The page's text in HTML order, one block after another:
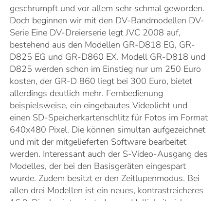
geschrumpft und vor allem sehr schmal geworden.
Doch beginnen wir mit den DV-Bandmodellen DV-
Serie Eine DV-Dreierserie legt JVC 2008 auf,
bestehend aus den Modellen GR-D818 EG, GR-
D825 EG und GR-D860 EX. Modell GR-D818 und
D825 werden schon im Einstieg nur um 250 Euro
kosten, der GR-D 860 liegt bei 300 Euro, bietet
allerdings deutlich mehr. Fernbedienung
beispielsweise, ein eingebautes Videolicht und
einen SD-Speicherkartenschlitz für Fotos im Format
640x480 Pixel. Die können simultan aufgezeichnet
und mit der mitgelieferten Software bearbeitet
werden. Interessant auch der S-Video-Ausgang des
Modelles, der bei den Basisgeräten eingespart
wurde. Zudem besitzt er den Zeitlupenmodus. Bei
allen drei Modellen ist ein neues, kontrastreicheres